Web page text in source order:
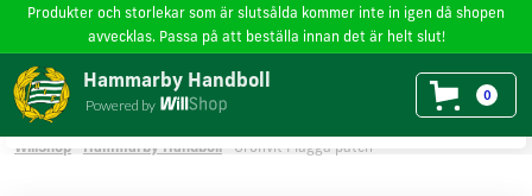
Vi använder cookies på willshop.se. Läs mer i vår
Läs mer
Produkter och storlekar som är slutsålda kommer inte in igen då shopen
avvecklas. Passa på att beställa innan det är helt slut!
Hammarby Handboll
Powered by
0
WillShop Hammarby Handboll Grönvit Flagga patch